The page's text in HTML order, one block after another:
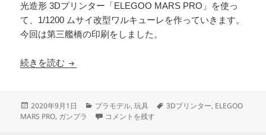
光造形 3Dプリンター「ELEGOO MARS PRO」を使っ
て、1/1200 ムサイ改型ワルキューレを作っていきます。
今回は第三艦橋の印刷をしました。
続きを読む 3Dプリンター 1/1200 ムサイ改型ワルキューレ
投
稿
2020年9月1日
カ
テ
プラモデル,玩具
タ
3Dプリンター, ELEGOO
MARS PRO, ガンプラ 3Dプリンター 1/1200 ムサイ改型ワルキューレ
コメントを残す